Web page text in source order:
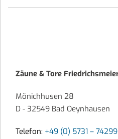
Zäune & Tore
Mönichhusen 28
D - 32549 Bad Oeynhausen
Telefon: +49 (0) 5731 –